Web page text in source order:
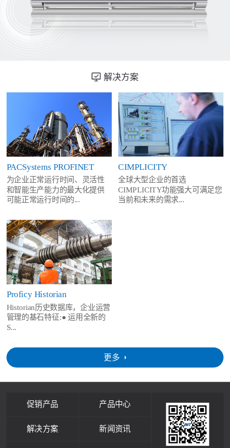
解决方案
更多
PACSystems PROFINET
为企业正常运行时间、灵活性
和智能生产能力的最大化提供
可能正常运行时间的...
CIMPLICITY
全球大型企业的首选
CIMPLICITY功能强大可满足您
当前和未来的需求...
Proficy Historian
Historian历史数据库，企业运营
管理的基石特征:● 运用全新的
S...
促销产品 产品中心
解决方案 新闻资讯